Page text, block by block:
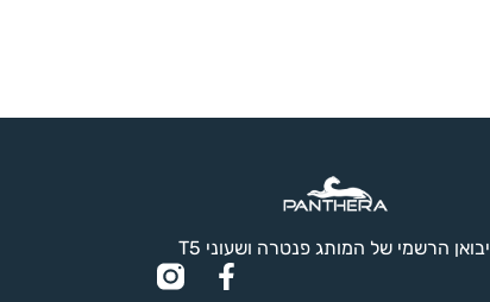
יבואן הרשמי של המותג פנטרה ושעוני T5